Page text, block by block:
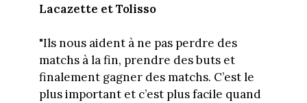
Lacazette et Tolisso
"Ils nous aident à ne pas perdre des
matchs à la fin, prendre des buts et
finalement gagner des matchs. C’est le
plus important et c’est plus facile quand